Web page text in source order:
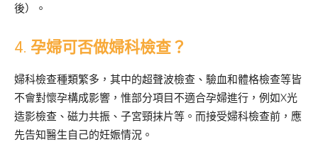
後）。
4. 孕婦可否做婦科檢查？
婦科檢查種類繁多，其中的超聲波檢查、驗血和體格檢查等皆
不會對懷孕構成影響，惟部分項目不適合孕婦進行，例如X光
造影檢查、磁力共振、子宮頸抹片等。而接受婦科檢查前，應
先告知醫生自己的妊娠情況。